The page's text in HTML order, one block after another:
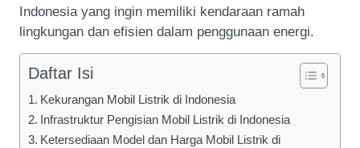
Indonesia yang ingin memiliki kendaraan ramah
lingkungan dan efisien dalam penggunaan energi.
Daftar Isi
Kekurangan Mobil Listrik di Indonesia
Infrastruktur Pengisian Mobil Listrik di Indonesia
Ketersediaan Model dan Harga Mobil Listrik di